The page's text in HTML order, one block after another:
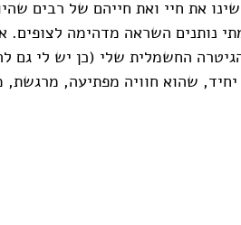
את חיי ואת חייהם של רבים שהיו
נותנים השראה מדהימה לצופים.
החשמלית שלי (כן יש לי גם
שהוא חוויה מפתיעה, מרגשת,